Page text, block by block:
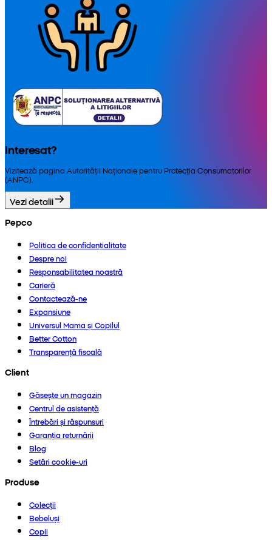
Interesat?
Vizitează pagina Autorității Naționale pentru Protecția Consumatorilor
(ANPC).
Vezi detalii
Pepco
Politica de confidențialitate
Despre noi
Responsabilitatea noastră
Carieră
Contactează-ne
Expansiune
Universul Mama și Copilul
Better Cotton
Transparență fiscală
Client
Găsește un magazin
Centrul de asistență
Întrebări și răspunsuri
Garanția returnării
Blog
Setări cookie-uri
Produse
Colecții
Bebeluși
Copii